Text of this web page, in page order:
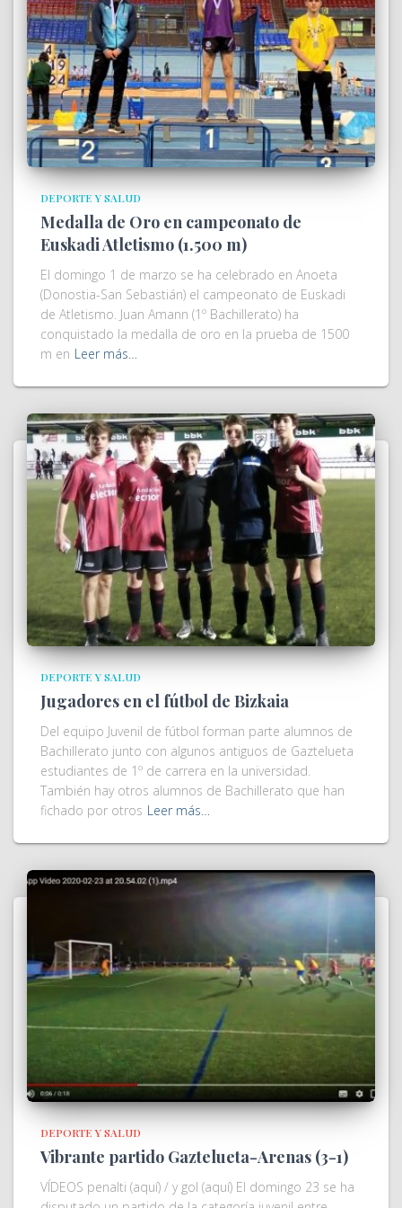
DEPORTE Y SALUD
Medalla de Oro en campeonato de
Euskadi Atletismo (1.500 m)
El domingo 1 de marzo se ha celebrado en Anoeta
(Donostia-San Sebastián) el campeonato de Euskadi
de Atletismo. Juan Amann (1º Bachillerato) ha
conquistado la medalla de oro en la prueba de 1500
m en Leer más…
DEPORTE Y SALUD
Jugadores en el fútbol de Bizkaia
Del equipo Juvenil de fútbol forman parte alumnos de
Bachillerato junto con algunos antiguos de Gaztelueta
estudiantes de 1º de carrera en la universidad.
También hay otros alumnos de Bachillerato que han
fichado por otros Leer más…
DEPORTE Y SALUD
Vibrante partido Gaztelueta-Arenas (3-1)
VÍDEOS penalti (aquí) / y gol (aquí) El domingo 23 se ha